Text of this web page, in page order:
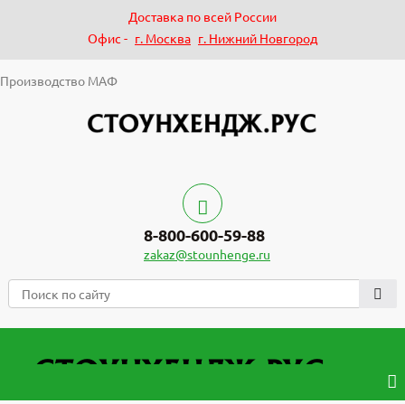
Доставка по всей России
Офис - г. Москва г. Нижний Новгород
Производство МАФ
8-800-600-59-88
zakaz@stounhenge.ru